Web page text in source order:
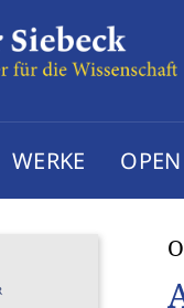
WERKE